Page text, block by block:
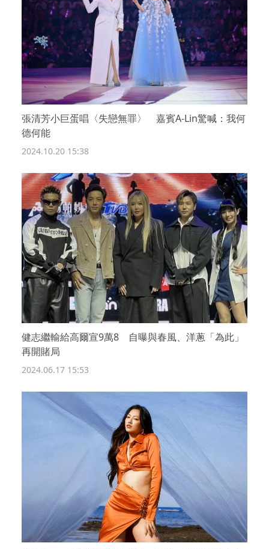
張清芳小巨蛋唱〈失戀無罪〉 嘉賓A-Lin驚喊：我何
德何能
2024.10.20 15:38
健志繼輸給高爾宣9萬8 自曝與春風、洋蔥「為此」
再開賭局
2024.06.17 15:53